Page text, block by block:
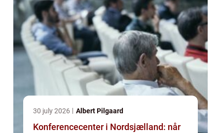
30 july 2026 Albert Pilgaard
Konferencecenter i Nordsjælland: når